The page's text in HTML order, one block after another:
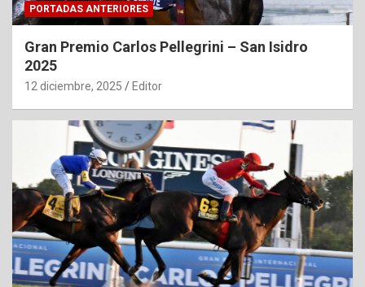
PORTADAS ANTERIORES
Gran Premio Carlos Pellegrini – San Isidro
2025
12 diciembre, 2025 Editor